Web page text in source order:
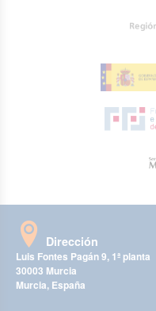
Dirección
Luis Fontes Pagán 9, 1ª planta
30003 Murcia
Murcia, España